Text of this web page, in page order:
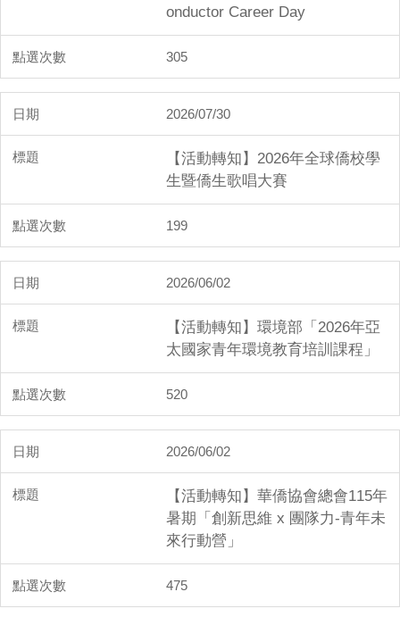
onductor Career Day
305
2026/07/30
【活動轉知】2026年全球僑校學
生暨僑生歌唱大賽
199
2026/06/02
【活動轉知】環境部「2026年亞
太國家青年環境教育培訓課程」
520
2026/06/02
【活動轉知】華僑協會總會115年
暑期「創新思維 x 團隊力-青年未
來行動營」
475